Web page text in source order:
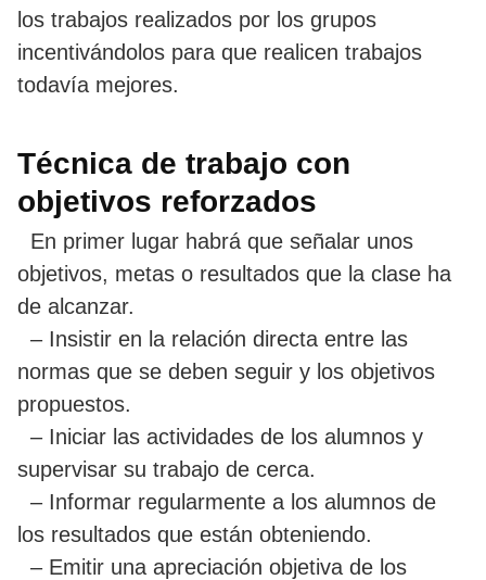
los trabajos realizados por los grupos
incentivándolos para que realicen trabajos
todavía mejores.
Técnica de trabajo con
objetivos reforzados
En primer lugar habrá que señalar unos
objetivos, metas o resultados que la clase ha
de alcanzar.
– Insistir en la relación directa entre las
normas que se deben seguir y los objetivos
propuestos.
– Iniciar las actividades de los alumnos y
supervisar su trabajo de cerca.
– Informar regularmente a los alumnos de
los resultados que están obteniendo.
– Emitir una apreciación objetiva de los